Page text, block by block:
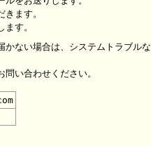
ます。
す。
かない場合は、システムトラブルな
い合わせください。